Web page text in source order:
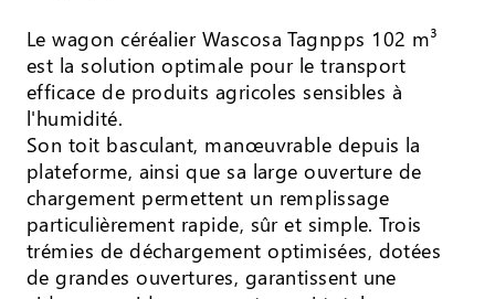
Le wagon céréalier Wascosa Tagnpps 102 m³
est la solution optimale pour le transport
efficace de produits agricoles sensibles à
l'humidité.
Son toit basculant, manœuvrable depuis la
plateforme, ainsi que sa large ouverture de
chargement permettent un remplissage
particulièrement rapide, sûr et simple. Trois
trémies de déchargement optimisées, dotées
de grandes ouvertures, garantissent une